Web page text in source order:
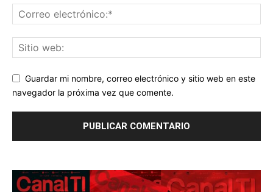
Guardar mi nombre, correo electrónico y sitio web en este
navegador la próxima vez que comente.